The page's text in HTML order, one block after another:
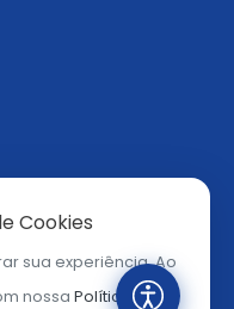
Cookies
sua experiência. Ao
nossa Política de